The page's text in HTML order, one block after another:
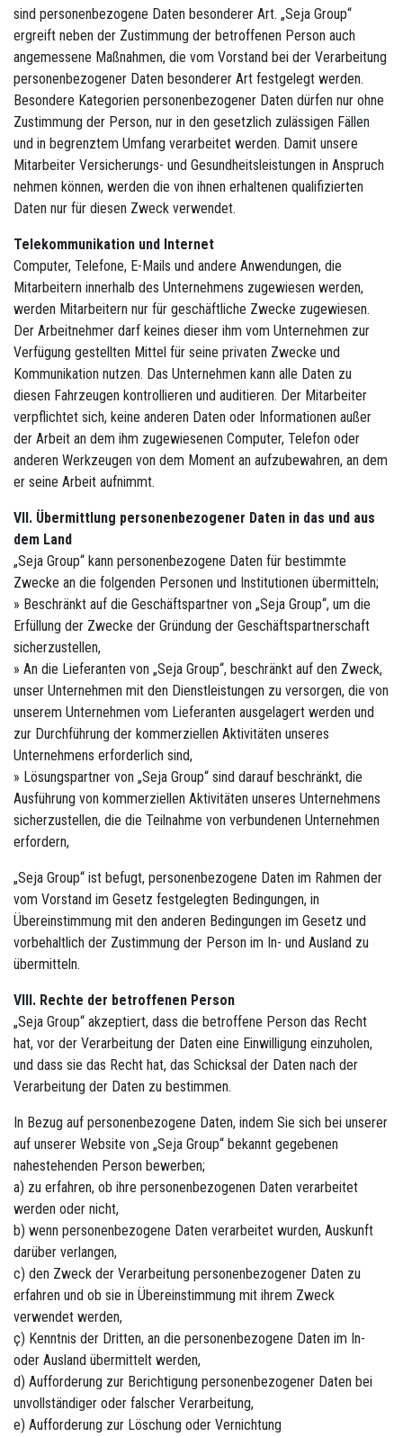
sind personenbezogene Daten besonderer Art. „Seja Group“
ergreift neben der Zustimmung der betroffenen Person auch
angemessene Maßnahmen, die vom Vorstand bei der Verarbeitung
personenbezogener Daten besonderer Art festgelegt werden.
Besondere Kategorien personenbezogener Daten dürfen nur ohne
Zustimmung der Person, nur in den gesetzlich zulässigen Fällen
und in begrenztem Umfang verarbeitet werden. Damit unsere
Mitarbeiter Versicherungs- und Gesundheitsleistungen in Anspruch
nehmen können, werden die von ihnen erhaltenen qualifizierten
Daten nur für diesen Zweck verwendet.
Telekommunikation und Internet
Computer, Telefone, E-Mails und andere Anwendungen, die
Mitarbeitern innerhalb des Unternehmens zugewiesen werden,
werden Mitarbeitern nur für geschäftliche Zwecke zugewiesen.
Der Arbeitnehmer darf keines dieser ihm vom Unternehmen zur
Verfügung gestellten Mittel für seine privaten Zwecke und
Kommunikation nutzen. Das Unternehmen kann alle Daten zu
diesen Fahrzeugen kontrollieren und auditieren. Der Mitarbeiter
verpflichtet sich, keine anderen Daten oder Informationen außer
der Arbeit an dem ihm zugewiesenen Computer, Telefon oder
anderen Werkzeugen von dem Moment an aufzubewahren, an dem
er seine Arbeit aufnimmt.
VII. Übermittlung personenbezogener Daten in das und aus
dem Land
„Seja Group“ kann personenbezogene Daten für bestimmte
Zwecke an die folgenden Personen und Institutionen übermitteln;
» Beschränkt auf die Geschäftspartner von „Seja Group“, um die
Erfüllung der Zwecke der Gründung der Geschäftspartnerschaft
sicherzustellen,
» An die Lieferanten von „Seja Group“, beschränkt auf den Zweck,
unser Unternehmen mit den Dienstleistungen zu versorgen, die von
unserem Unternehmen vom Lieferanten ausgelagert werden und
zur Durchführung der kommerziellen Aktivitäten unseres
Unternehmens erforderlich sind,
» Lösungspartner von „Seja Group“ sind darauf beschränkt, die
Ausführung von kommerziellen Aktivitäten unseres Unternehmens
sicherzustellen, die die Teilnahme von verbundenen Unternehmen
erfordern,
„Seja Group“ ist befugt, personenbezogene Daten im Rahmen der
vom Vorstand im Gesetz festgelegten Bedingungen, in
Übereinstimmung mit den anderen Bedingungen im Gesetz und
vorbehaltlich der Zustimmung der Person im In- und Ausland zu
übermitteln.
VIII. Rechte der betroffenen Person
„Seja Group“ akzeptiert, dass die betroffene Person das Recht
hat, vor der Verarbeitung der Daten eine Einwilligung einzuholen,
und dass sie das Recht hat, das Schicksal der Daten nach der
Verarbeitung der Daten zu bestimmen.
In Bezug auf personenbezogene Daten, indem Sie sich bei unserer
auf unserer Website von „Seja Group“ bekannt gegebenen
nahestehenden Person bewerben;
a) zu erfahren, ob ihre personenbezogenen Daten verarbeitet
werden oder nicht,
b) wenn personenbezogene Daten verarbeitet wurden, Auskunft
darüber verlangen,
c) den Zweck der Verarbeitung personenbezogener Daten zu
erfahren und ob sie in Übereinstimmung mit ihrem Zweck
verwendet werden,
ç) Kenntnis der Dritten, an die personenbezogene Daten im In-
oder Ausland übermittelt werden,
d) Aufforderung zur Berichtigung personenbezogener Daten bei
unvollständiger oder falscher Verarbeitung,
e) Aufforderung zur Löschung oder Vernichtung